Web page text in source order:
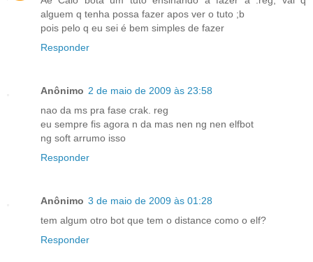
alguem q tenha possa fazer apos ver o tuto ;b
pois pelo q eu sei é bem simples de fazer
Responder
Anônimo 2 de maio de 2009 às 23:58
nao da ms pra fase crak. reg
eu sempre fis agora n da mas nen ng nen elfbot
ng soft arrumo isso
Responder
Anônimo 3 de maio de 2009 às 01:28
tem algum otro bot que tem o distance como o elf?
Responder